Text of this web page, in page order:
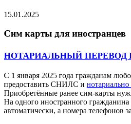
15.01.2025
Сим карты для иностранцев
НОТАРИАЛЬНЫЙ ПЕРЕВОД
С 1 января 2025 года гражданам
предоставить СНИЛС и
Приобретённые ранее сим-карты
На одного иностранного
автоматически, а номера телефонов